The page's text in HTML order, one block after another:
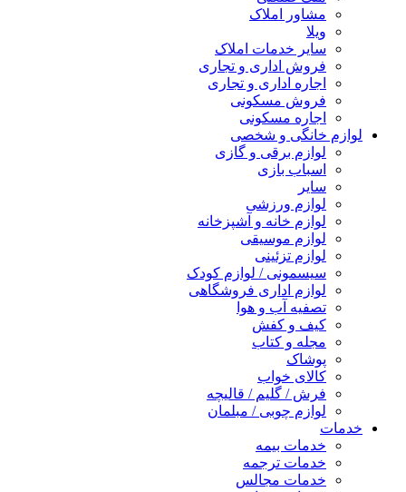
مشاور املاک
ویلا
سایر خدمات املاک
فروش اداری و تجاری
اجاره اداری و تجاری
فروش مسکونی
اجاره مسکونی
لوازم خانگی و شخصی
لوازم برقی و گازی
اسباب بازی
سایر
لوازم ورزشی
لوازم خانه و آشپزخانه
لوازم موسیقی
لوازم تزئینی
سیسمونی / لوازم کودک
لوازم اداری فروشگاهی
تصفیه آب و هوا
کیف و کفش
مجله و کتاب
پوشاک
کالای خواب
فرش / گلیم / قالیچه
لوازم چوبی / مبلمان
خدمات
خدمات بیمه
خدمات ترجمه
خدمات مجالس